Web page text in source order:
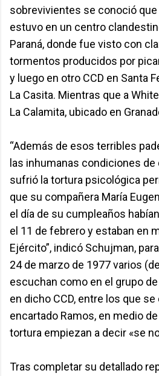
sobrevivientes se conoció
estuvo en un centro
Paraná, donde fue visto con
tormentos producidos por
y luego en otro CCD en Santa
La Casita. Mientras que a
La Calamita, ubicado en
“Además de esos terribles
las inhumanas condiciones
sufrió la tortura psicológica
que su compañera María
el día de su cumpleaños
el 11 de febrero y estaban en
Ejército”, indicó Schujman,
24 de marzo de 1977 varios
escuchan como en el grupo
en dicho CCD, entre los que se
encartado Ramos, en medio
tortura empiezan a decir «se
Tras completar su detallado